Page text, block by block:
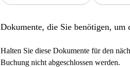
Dokumente, die Sie benötigen, um
Halten Sie diese Dokumente für den
Buchung nicht abgeschlossen werden.